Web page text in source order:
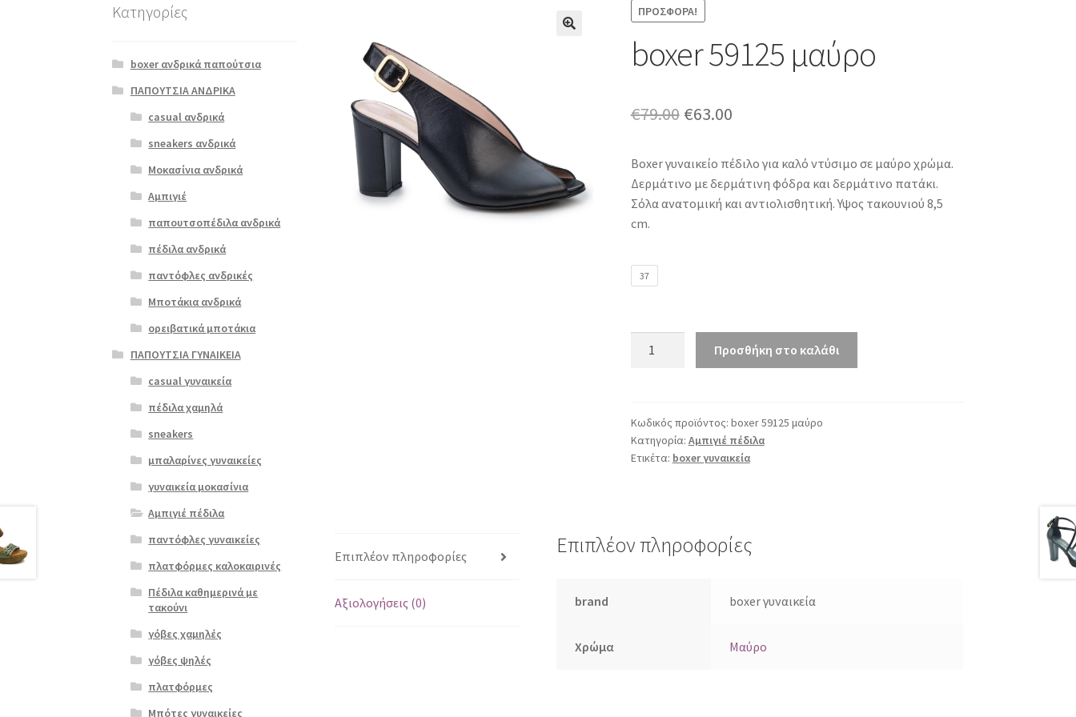
ΠΡΟΣΦΟΡΆ!
boxer 59125 μαύρο
€79.00 Original
was:
€79.00.
€63.00Η
τιμή
είναι:
Boxer γυναικείο πέδιλο για καλό ντύσιμο σε μαύρο χρώμα.
Δερμάτινο με δερμάτινη φόδρα και δερμάτινο πατάκι.
Σόλα ανατομική και αντιολισθητική. Υψος τακουνιού 8,5
cm.
37
Προσθήκη στο καλάθι
Κωδικός προϊόντος: boxer 59125 μαύρο
Κατηγορία: Αμπιγιέ πέδιλα
Ετικέτα: boxer γυναικεία
Επιπλέον πληροφορίες
Αξιολογήσεις (0)
Επιπλέον πληροφορίες
brand boxer γυναικεία
Χρώμα Μαύρο
Κατηγορίες
boxer ανδρικά παπούτσια
ΠΑΠΟΥΤΣΙΑ ΑΝΔΡΙΚΑ
casual ανδρικά
sneakers ανδρικά
Μοκασίνια ανδρικά
Αμπιγιέ
παπουτσοπέδιλα ανδρικά
πέδιλα ανδρικά
παντόφλες ανδρικές
Μποτάκια ανδρικά
ορειβατικά μποτάκια
ΠΑΠΟΥΤΣΙΑ ΓΥΝΑΙΚΕΙΑ
casual γυναικεία
πέδιλα χαμηλά
sneakers
μπαλαρίνες γυναικείες
γυναικεία μοκασίνια
Αμπιγιέ πέδιλα
παντόφλες γυναικείες
πλατφόρμες καλοκαιρινές
Πέδιλα καθημερινά με
τακούνι
γόβες χαμηλές
γόβες ψηλές
πλατφόρμες
Μπότες γυναικείες